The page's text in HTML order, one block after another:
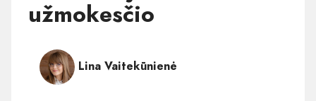
užmokesčio
Lina Vaitekūnienė